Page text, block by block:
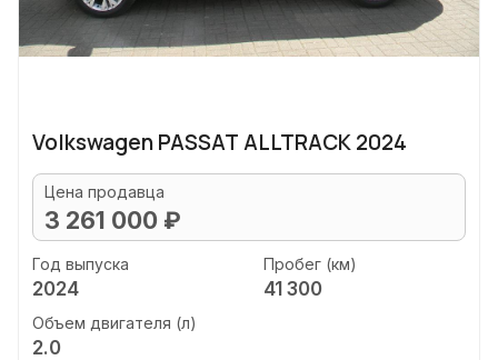
Volkswagen PASSAT ALLTRACK 2024
Цена продавца
3 261 000 ₽
Год выпуска
2024
Пробег (км)
41 300
Объем двигателя (л)
2.0